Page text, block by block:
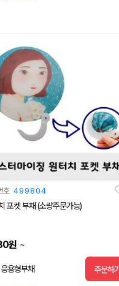
호 499804
포켓 부채 (소량주문가능)
원 ~
응용형부채 주문하기